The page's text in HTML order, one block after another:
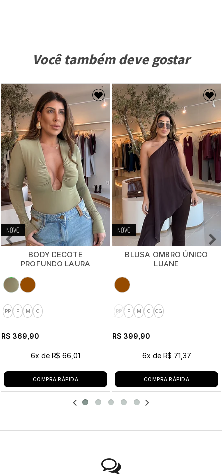
Você também deve gostar
NOVO
BODY DECOTE
PROFUNDO LAURA
PP P M G
R$ 369,90
6x de R$ 66,01
COMPRA RÁPIDA
NOVO
BLUSA OMBRO ÚNICO
LUANE
PP P M G GG
R$ 399,90
6x de R$ 71,37
COMPRA RÁPIDA